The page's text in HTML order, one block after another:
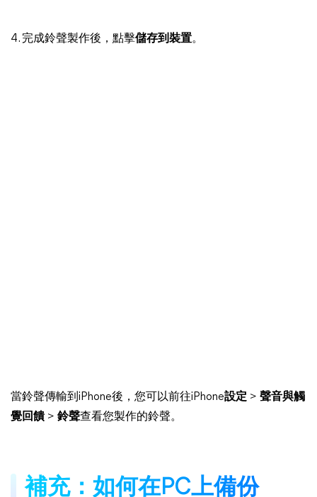
4. 完成鈴聲製作後，點擊儲存到裝置。
當鈴聲傳輸到iPhone後，您可以前往iPhone設定 > 聲音與觸
覺回饋> 鈴聲查看您製作的鈴聲。
補充：如何在PC上備份